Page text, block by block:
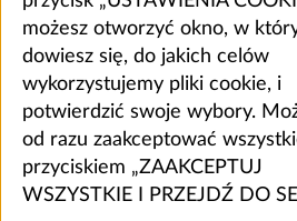
możesz otworzyć okno, w
dowiesz się, do jakich celów
wykorzystujemy pliki cookie, i
potwierdzić swoje wybory.
od razu zaakceptować
przyciskiem „ZAAKCEPTUJ
WSZYSTKIE I PRZEJDŹ DO